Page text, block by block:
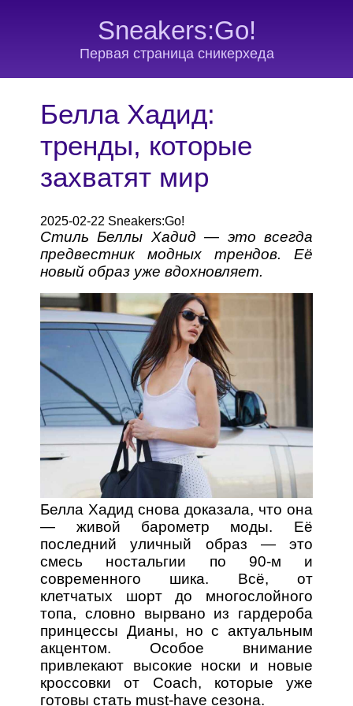
Sneakers:Go!
Первая страница сникерхеда
Белла Хадид:
тренды, которые
захватят мир
2025-02-22 Sneakers:Go!
Стиль Беллы Хадид — это всегда
предвестник модных трендов. Её
новый образ уже вдохновляет.
Белла Хадид снова доказала, что она
— живой барометр моды. Её
последний уличный образ — это
смесь ностальгии по 90-м и
современного шика. Всё, от
клетчатых шорт до многослойного
топа, словно вырвано из гардероба
принцессы Дианы, но с актуальным
акцентом. Особое внимание
привлекают высокие носки и новые
кроссовки от Coach, которые уже
готовы стать must-have сезона.